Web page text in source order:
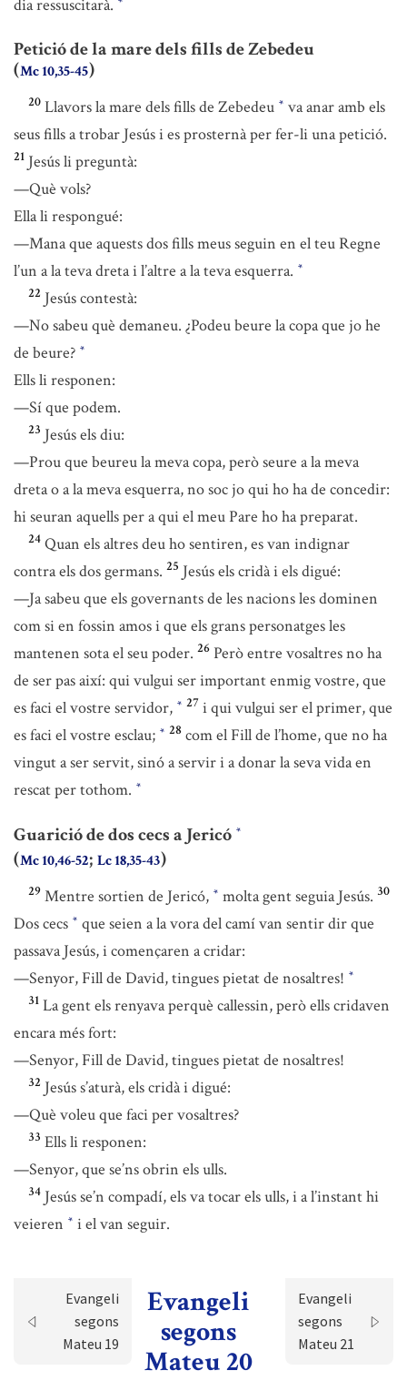
dia ressuscitarà.
Petició de la mare dels fills de Zebedeu
(Mc 10,35-45)
20 Llavors la mare dels fills de Zebedeu * va anar amb els
seus fills a trobar Jesús i es prosternà per fer-li una petició.
21 Jesús li preguntà:
—Què vols?
Ella li respongué:
—Mana que aquests dos fills meus seguin en el teu Regne
l’un a la teva dreta i l’altre a la teva esquerra. *
22 Jesús contestà:
—No sabeu què demaneu. ¿Podeu beure la copa que jo he
de beure? *
Ells li responen:
—Sí que podem.
23 Jesús els diu:
—Prou que beureu la meva copa, però seure a la meva
dreta o a la meva esquerra, no soc jo qui ho ha de concedir:
hi seuran aquells per a qui el meu Pare ho ha preparat.
24 Quan els altres deu ho sentiren, es van indignar
contra els dos germans. 25 Jesús els cridà i els digué:
—Ja sabeu que els governants de les nacions les dominen
com si en fossin amos i que els grans personatges les
mantenen sota el seu poder. 26 Però entre vosaltres no ha
de ser pas així: qui vulgui ser important enmig vostre, que
es faci el vostre servidor, * 27 i qui vulgui ser el primer, que
es faci el vostre esclau; * 28 com el Fill de l’home, que no ha
vingut a ser servit, sinó a servir i a donar la seva vida en
rescat per tothom. *
Guarició de dos cecs a Jericó *
(Mc 10,46-52; Lc 18,35-43)
29 Mentre sortien de Jericó, * molta gent seguia Jesús. 30
Dos cecs * que seien a la vora del camí van sentir dir que
passava Jesús, i començaren a cridar:
—Senyor, Fill de David, tingues pietat de nosaltres! *
31 La gent els renyava perquè callessin, però ells cridaven
encara més fort:
—Senyor, Fill de David, tingues pietat de nosaltres!
32 Jesús s’aturà, els cridà i digué:
—Què voleu que faci per vosaltres?
33 Ells li responen:
—Senyor, que se’ns obrin els ulls.
34 Jesús se’n compadí, els va tocar els ulls, i a l’instant hi
veieren * i el van seguir.
Evangeli
segons
Mateu 19
Evangeli
segons
Mateu 20
Evangeli
segons
Mateu 21